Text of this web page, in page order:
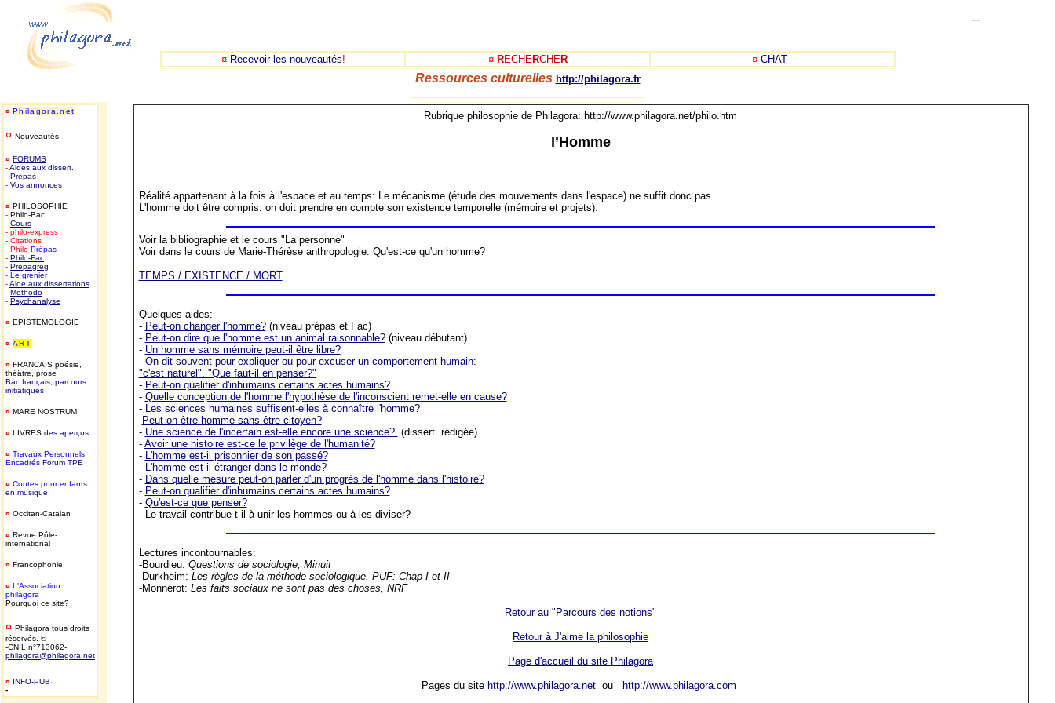
¤ Recevoir les nouveautés! ¤ RECHERCHER ¤ CHAT
--
Ressources culturelles http://philagora.fr
¤ Philagora.net
¤ Nouveautés
¤ FORUMS
-Aides aux dissert.
- Prépas
- Vos annonces
¤ PHILOSOPHIE
- Philo-Bac
- Cours
- philo-express
- Citations
- Philo-Prépas
- Philo-Fac
- Prepagreg
- Le grenier
-Aide aux dissertations
- Methodo
- Psychanalyse
¤ EPISTEMOLOGIE
¤ ART
¤ FRANCAIS poésie,
théâtre, prose
Bac français, parcours
initiatiques
¤ MARE NOSTRUM
¤ LIVRES des aperçus
¤ Travaux Personnels
Encadrés Forum TPE
¤ Contes pour enfants
en musique!
¤ Occitan-Catalan
¤ Revue Pôle-
international
¤ Francophonie
¤ L'Association
philagora
Pourquoi ce site?
¤ Philagora tous droits
réservés. ©
-CNIL n°713062-
philagora@philagora.net
¤ INFO-PUB-
-
Rubrique philosophie de Philagora: http://www.philagora.net/philo.htm
l’Homme
Réalité appartenant à la fois à l'espace et au temps: Le mécanisme (étude des mouvements dans l'espace) ne suffit donc pas .
L'homme doit être compris: on doit prendre en compte son existence temporelle (mémoire et projets).
Voir la bibliographie et le cours "La personne"
Voir dans le cours de Marie-Thérèse anthropologie: Qu'est-ce qu'un homme?
TEMPS / EXISTENCE / MORT
Quelques aides:
- Peut-on changer l'homme?(niveau prépas et Fac)
- Peut-on dire que l'homme est un animal raisonnable?(niveau débutant)
- Un homme sans mémoire peut-il être libre?
- On dit souvent pour expliquer ou pour excuser un comportement humain:
"c'est naturel". "Que faut-il en penser?"
- Peut-on qualifier d'inhumains certains actes humains?
- Quelle conception de l'homme l'hypothèse de l'inconscient remet-elle en cause?
- Les sciences humaines suffisent-elles à connaître l'homme?
-Peut-on être homme sans être citoyen?
- Une science de l'incertain est-elle encore une science? (dissert. rédigée)
- Avoir une histoire est-ce le privilège de l'humanité?
- L'homme est-il prisonnier de son passé?
- L'homme est-il étranger dans le monde?
- Dans quelle mesure peut-on parler d'un progrès de l'homme dans l'histoire?
- Peut-on qualifier d'inhumains certains actes humains?
- Qu'est-ce que penser?
- Le travail contribue-t-il à unir les hommes ou à les diviser?
Lectures incontournables:
-Bourdieu: Questions de sociologie, Minuit
-Durkheim: Les règles de la méthode sociologique, PUF: Chap I et II
-Monnerot: Les faits sociaux ne sont pas des choses, NRF
Retour au "Parcours des notions"
Retour à J'aime la philosophie
Page d'accueil du site Philagora
Pages du site http://www.philagora.net ou http://www.philagora.com